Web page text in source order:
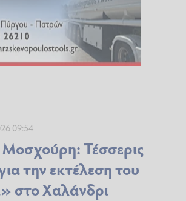
09:54
Τέσσερις
την εκτέλεση του
στο Χαλάνδρι